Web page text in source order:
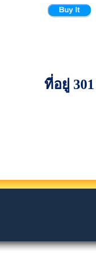
ที่อยู่